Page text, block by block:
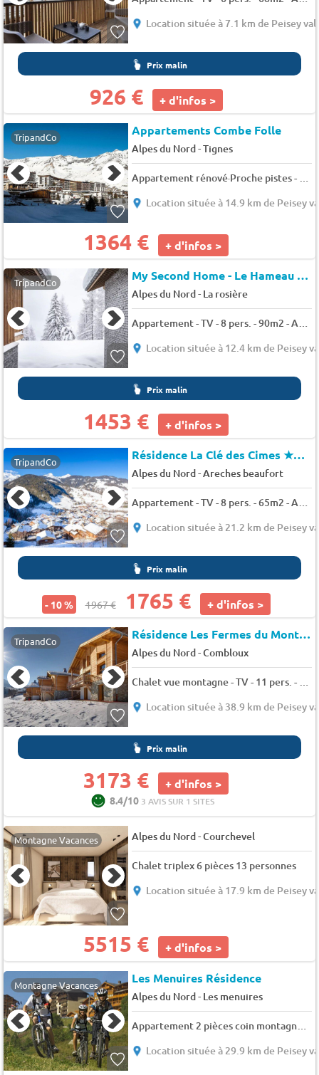
Location située à 7.1 km de Peisey
Prix malin
926 € + d'infos >
TripandCo Appartements Combe Folle
Alpes du Nord-Tignes
Appartement rénové·Proche pistes - 6 pers. - 45m2 - TV - Animaux admis
Location située à 14.9 km de Peisey
1364 € + d'infos >
TripandCo My Second Home - Le Hameau de Barthélémy - Résidence EXCLUSIVE
Alpes du Nord- La rosière
Appartement - TV - 8 pers. - 90m2 - Animaux admis
Location située à 12.4 km de Peisey
Prix malin
1453 € + d'infos >
TripandCo Résidence La Clé des Cimes★★★★
Alpes du Nord-Areches beaufort
Appartement - TV - 8 pers. - 65m2 - Animaux admis
Location située à 21.2 km de Peisey
Prix malin
- 10 % 1967 € 1765 € + d'infos >
TripandCo Résidence Les Fermes du Mont-Blanc
Alpes du Nord-Combloux
Chalet vue montagne - TV - 11 pers. - 250m2 - Animaux admis
Location située à 38.9 km de Peisey
Prix malin
3173 € + d'infos >
8.4/10 3 AVIS SUR 1 SITES
Montagne Vacances Alpes du Nord-Courchevel
Chalet triplex 6 pièces 13 personnes
Location située à 17.9 km de Peisey
5515 € + d'infos >
Montagne Vacances Les Menuires Résidence
Alpes du Nord- Les menuires
Location située à 29.9 km de Peisey